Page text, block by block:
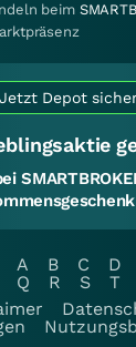
beim
Jetzt Depot
A B C D
Q R S T